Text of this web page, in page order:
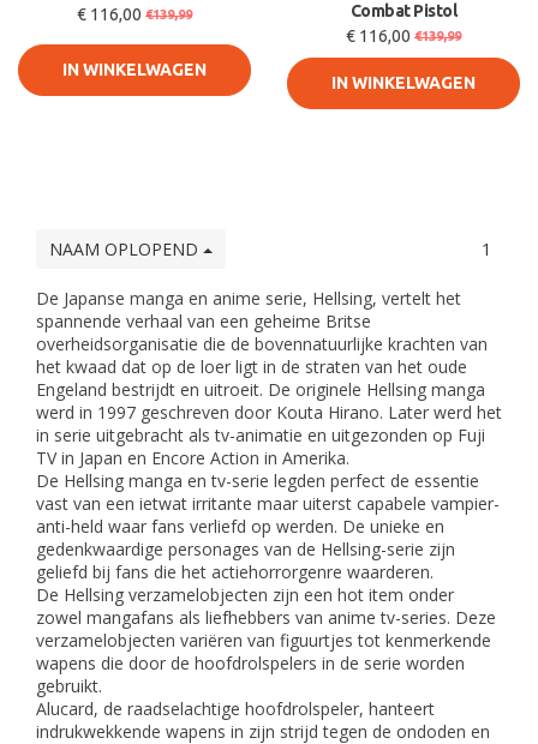
€ 116,00 €139,99
IN WINKELWAGEN
Combat Pistol
€ 116,00 €139,99
IN WINKELWAGEN
NAAM OPLOPEND 1
De Japanse manga en anime serie, Hellsing, vertelt het
spannende verhaal van een geheime Britse
overheidsorganisatie die de bovennatuurlijke krachten van
het kwaad dat op de loer ligt in de straten van het oude
Engeland bestrijdt en uitroeit. De originele Hellsing manga
werd in 1997 geschreven door Kouta Hirano. Later werd het
in serie uitgebracht als tv-animatie en uitgezonden op Fuji
TV in Japan en Encore Action in Amerika.
De Hellsing manga en tv-serie legden perfect de essentie
vast van een ietwat irritante maar uiterst capabele vampier-
anti-held waar fans verliefd op werden. De unieke en
gedenkwaardige personages van de Hellsing-serie zijn
geliefd bij fans die het actiehorrorgenre waarderen.
De Hellsing verzamelobjecten zijn een hot item onder
zowel mangafans als liefhebbers van anime tv-series. Deze
verzamelobjecten variëren van figuurtjes tot kenmerkende
wapens die door de hoofdrolspelers in de serie worden
gebruikt.
Alucard, de raadselachtige hoofdrolspeler, hanteert
indrukwekkende wapens in zijn strijd tegen de ondoden en